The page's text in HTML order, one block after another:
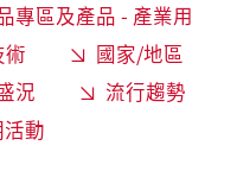
專區及產品 - 產業用
國家/地區
況
流行趨勢
動